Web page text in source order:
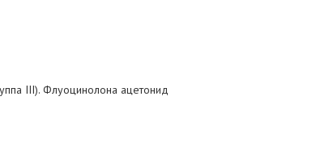
III). Флуоцинолона ацетонид